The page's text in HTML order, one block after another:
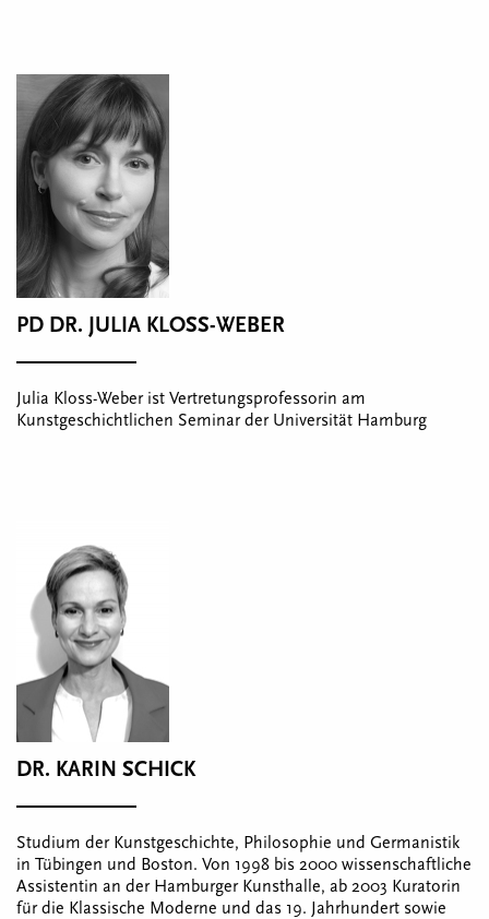
PD DR. JULIA KLOSS-WEBER
Julia Kloss-Weber ist Vertretungsprofessorin am
Kunstgeschichtlichen Seminar der Universität Hamburg
DR. KARIN SCHICK
Studium der Kunstgeschichte, Philosophie und Germanistik
in Tübingen und Boston. Von 1998 bis 2000 wissenschaftliche
Assistentin an der Hamburger Kunsthalle, ab 2003 Kuratorin
für die Klassische Moderne und das 19. Jahrhundert sowie